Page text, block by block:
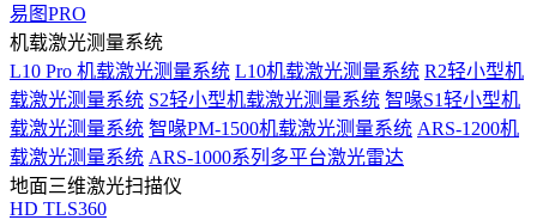
易图PRO
机载激光测量系统
L10 Pro 机载激光测量系统 L10机载激光测量系统 R2轻小型机
载激光测量系统 S2轻小型机载激光测量系统 智喙S1轻小型机
载激光测量系统 智喙PM-1500机载激光测量系统 ARS-1200机
载激光测量系统 ARS-1000系列多平台激光雷达
地面三维激光扫描仪
HD TLS360